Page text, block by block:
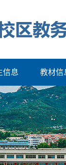
信息 教材信